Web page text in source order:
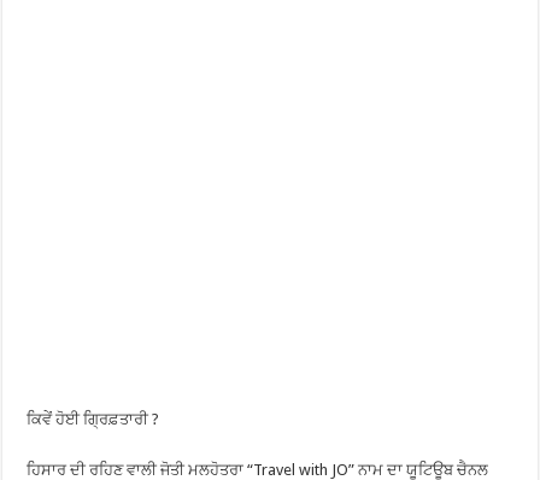
ਕਿਵੇਂ ਹੋਈ ਗ੍ਰਿਫ਼ਤਾਰੀ ?
ਹਿਸਾਰ ਦੀ ਰਹਿਣ ਵਾਲੀ ਜੋਤੀ ਮਲਹੋਤਰਾ “Travel with JO” ਨਾਮ ਦਾ ਯੂਟਿਊਬ ਚੈਨਲ